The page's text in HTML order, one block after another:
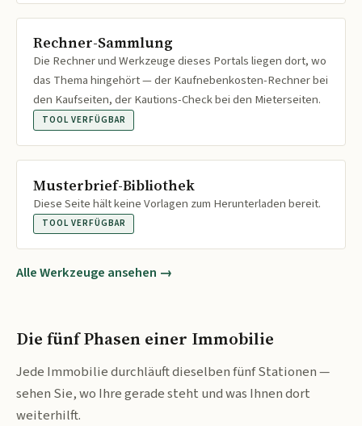
Rechner-Sammlung
Die Rechner und Werkzeuge dieses Portals liegen dort, wo
das Thema hingehört — der Kaufnebenkosten-Rechner bei
den Kaufseiten, der Kautions-Check bei den Mieterseiten.
TOOL VERFÜGBAR
Musterbrief-Bibliothek
Diese Seite hält keine Vorlagen zum Herunterladen bereit.
TOOL VERFÜGBAR
Alle Werkzeuge ansehen →
Die fünf Phasen einer Immobilie
Jede Immobilie durchläuft dieselben fünf Stationen —
sehen Sie, wo Ihre gerade steht und was Ihnen dort
weiterhilft.